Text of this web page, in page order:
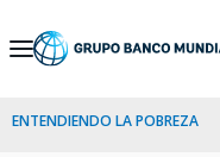
Skip
Navigation
ENTENDIENDO LA POBREZA